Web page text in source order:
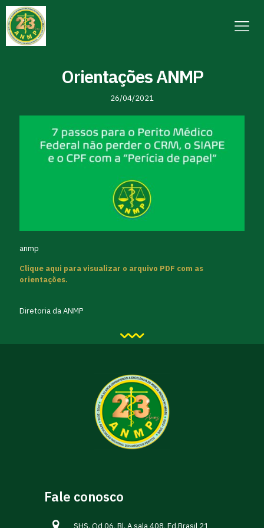
Orientações ANMP
26/04/2021
anmp
Clique aqui para visualizar o arquivo PDF com as
orientações.
Diretoria da ANMP
Fale conosco
SHS. Qd 06, Bl. A sala 408, Ed.Brasil 21